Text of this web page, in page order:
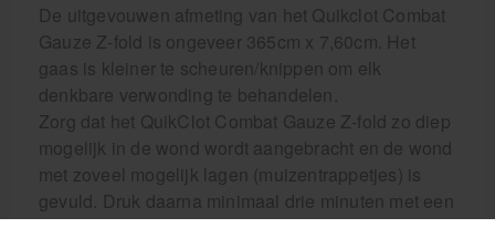
De uitgevouwen afmeting van het Quikclot Combat
Gauze Z-fold is ongeveer 365cm x 7,60cm. Het
gaas is kleiner te scheuren/knippen om elk
denkbare verwonding te behandelen.
Zorg dat het QuikClot Combat Gauze Z-fold zo diep
mogelijk in de wond wordt aangebracht en de wond
met zoveel mogelijk lagen (muizentrappetjes) is
gevuld. Druk daarna minimaal drie minuten met een